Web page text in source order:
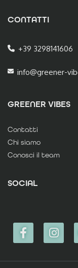
CONTATTI
+39 3298141606
info@greener-
GREENER VIBES
Contatti
Chi siamo
Conosci il team
SOCIAL